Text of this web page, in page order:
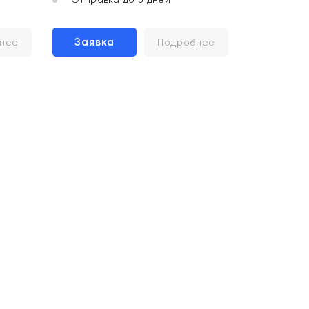
Заявка Подробнее